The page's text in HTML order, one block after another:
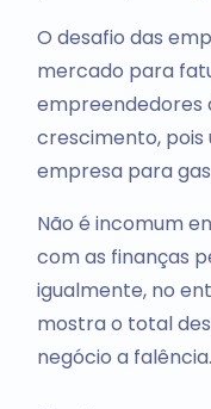
O desafio das
mercado para
empreendedores
crescimento, pois
empresa para
Não é incomum
com as finanças
igualmente, no
mostra o total
negócio a falência.